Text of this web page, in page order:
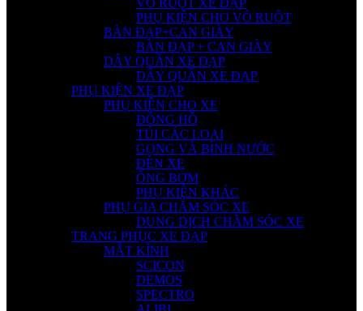
VỎ RUỘT XE ĐẠP
PHỤ KIỆN CHO VỎ RUỘT
BÀN ĐẠP+CAN GIÀY
BÀN ĐẠP + CAN GIÀY
DÂY QUẤN XE ĐẠP
DÂY QUẤN XE ĐẠP
PHỤ KIỆN XE ĐẠP
PHỤ KIỆN CHO XE
ĐỒNG HỒ
TÚI CÁC LOẠI
GỌNG VÀ BÌNH NƯỚC
ĐÈN XE
ỐNG BƠM
PHỤ KIỆN KHÁC
PHỤ GIA CHĂM SÓC XE
DUNG DỊCH CHĂM SÓC XE
TRANG PHỤC XE ĐẠP
MẮT KÍNH
SCICON
DEMOS
SPECTRO